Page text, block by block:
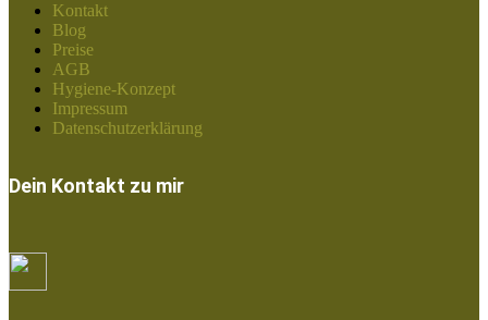
Kontakt
Blog
Preise
AGB
Hygiene-Konzept
Impressum
Datenschutzerklärung
Dein Kontakt zu mir